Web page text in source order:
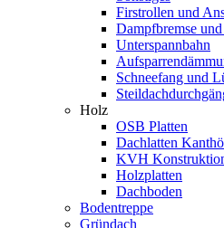
Firstrollen und
Dampfbremse
Unterspannbahn
Schneefang und
Holz
OSB Platten
Dachlatten
KVH
Holzplatten
Dachboden
Bodentreppe
Gründach